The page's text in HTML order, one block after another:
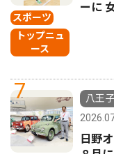
スポーツ
トップニュ
ース
ーに
7
八王子
日野